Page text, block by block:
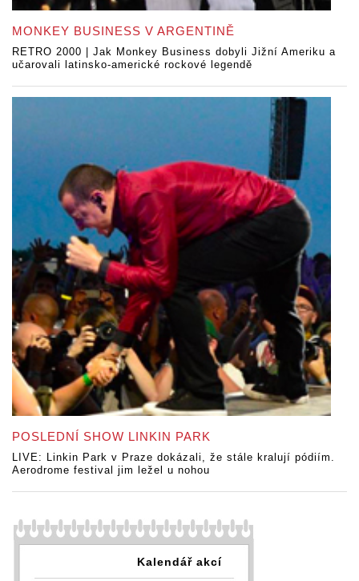
MONKEY BUSINESS V ARGENTINĚ
RETRO 2000 | Jak Monkey Business dobyli Jižní Ameriku a
učarovali latinsko-americké rockové legendě
POSLEDNÍ SHOW LINKIN PARK
LIVE: Linkin Park v Praze dokázali, že stále kralují pódiím.
Aerodrome festival jim ležel u nohou
Kalendář akcí